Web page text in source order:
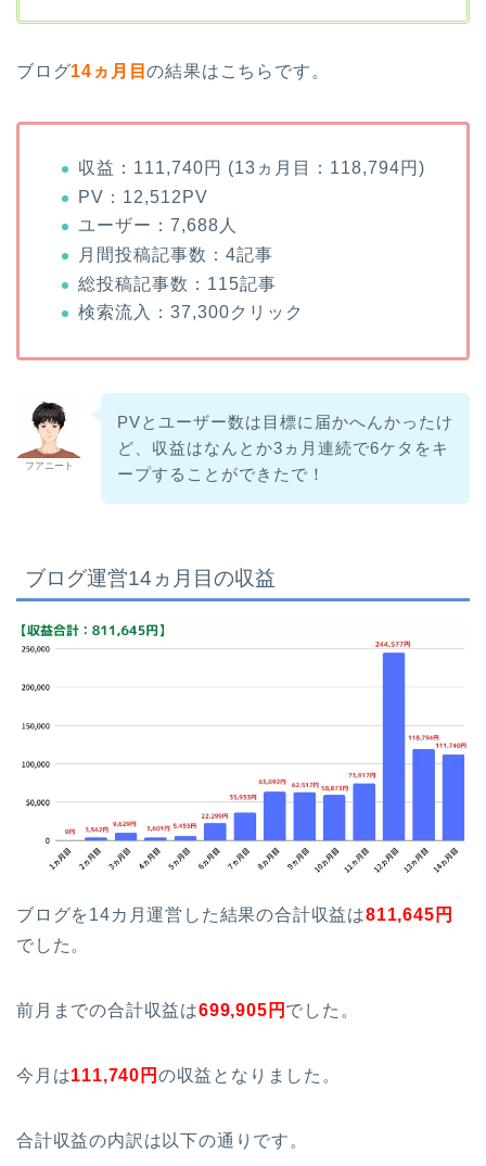
ブログ14 ヵ月目の結果はこちらです。
収益：111,740円 (13ヵ月目：118,794円)
PV：12,512PV
ユーザー：7,688人
月間投稿記事数：4記事
総投稿記事数：115記事
検索流入：37,300クリック
フアニート
PVとユーザー数は目標に届かへんかったけ
ど、収益はなんとか3ヵ月連続で6ケタをキ
ープすることができたで！
ブログ運営14ヵ月目の収益
ブログを14カ月運営した結果の合計収益は811,645 円
でした。
前月までの合計収益は699,905 円 でした。
今月は111,740円 の収益となりました。
合計収益の内訳は以下の通りです。